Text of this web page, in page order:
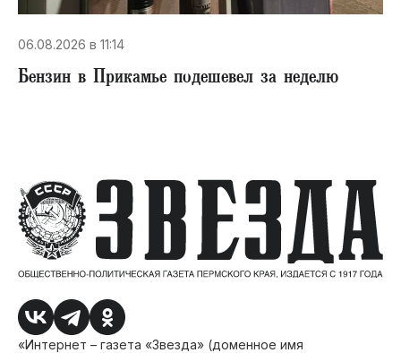
06.08.2026 в 11:14
Бензин в Прикамье подешевел за неделю
«Интернет – газета «Звезда» (доменное имя